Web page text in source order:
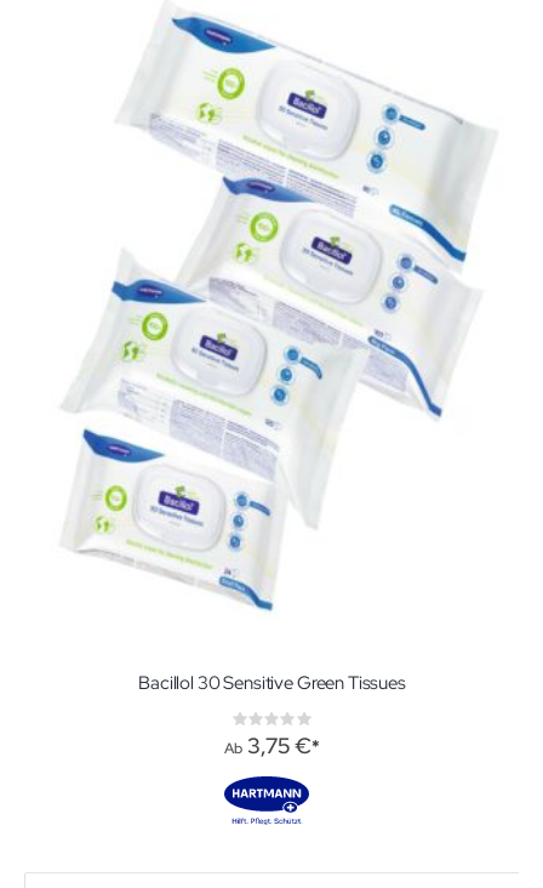
Bacillol 30 Sensitive Green Tissues
Rating:
0%
Ab 3,75 €